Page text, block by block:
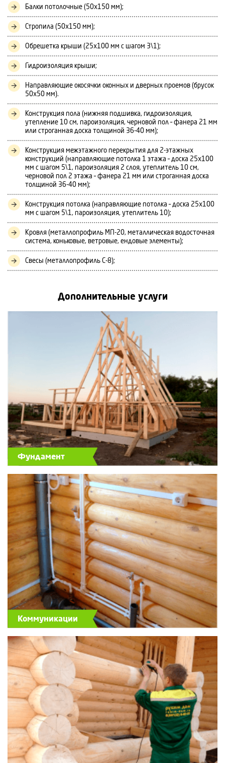
Балки потолочные (50х150 мм);
Стропила (50х150 мм);
Обрешетка крыши (25х100 мм с шагом 3\1);
Гидроизоляция крыши;
Направляющие окосячки оконных и дверных проемов (брусок
50х50 мм).
Конструкция пола (нижняя подшивка, гидроизоляция,
утепление 10 см, пароизоляция, черновой пол – фанера 21 мм
или строганная доска толщиной 36-40 мм);
Конструкция межэтажного перекрытия для 2-этажных
конструкций (направляющие потолка 1 этажа – доска 25х100
мм с шагом 5\1, пароизоляция 2 слоя, утеплитель 10 см,
черновой пол 2 этажа – фанера 21 мм или строганная доска
толщиной 36-40 мм);
Конструкция потолка (направляющие потолка – доска 25х100
мм с шагом 5\1, пароизоляция, утеплитель 10);
Кровля (металлопрофиль МП-20, металлическая водосточная
система, коньковые, ветровые, ендовые элементы);
Свесы (металлопрофиль С-8);
Дополнительные услуги
Фундамент
Коммуникации